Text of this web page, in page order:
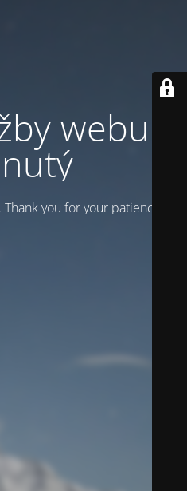
webu je
you for your patience!